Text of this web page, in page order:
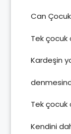
Can Çocuk
Tek çocuk
Kardeşin
Tek çocuk
Kendini